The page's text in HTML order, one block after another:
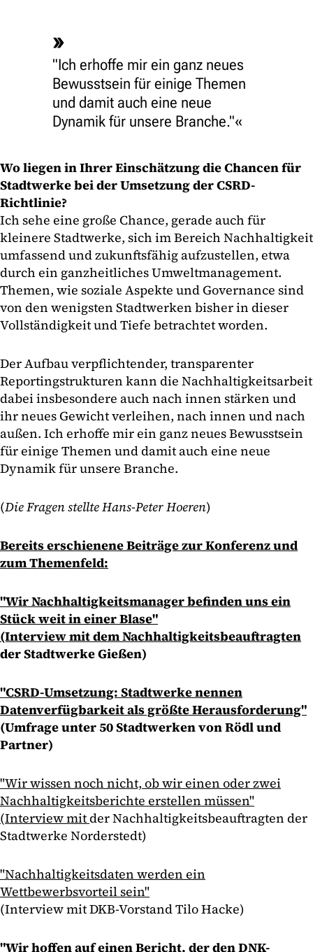
"Ich erhoffe mir ein ganz neues
Bewusstsein für einige Themen
und damit auch eine neue
Dynamik für unsere Branche."
Wo liegen in Ihrer Einschätzung die Chancen für
Stadtwerke bei der Umsetzung der CSRD-
Richtlinie?
Ich sehe eine große Chance, gerade auch für
kleinere Stadtwerke, sich im Bereich Nachhaltigkeit
umfassend und zukunftsfähig aufzustellen, etwa
durch ein ganzheitliches Umweltmanagement.
Themen, wie soziale Aspekte und Governance sind
von den wenigsten Stadtwerken bisher in dieser
Vollständigkeit und Tiefe betrachtet worden.
Der Aufbau verpflichtender, transparenter
Reportingstrukturen kann die Nachhaltigkeitsarbeit
dabei insbesondere auch nach innen stärken und
ihr neues Gewicht verleihen, nach innen und nach
außen. Ich erhoffe mir ein ganz neues Bewusstsein
für einige Themen und damit auch eine neue
Dynamik für unsere Branche.
(Die Fragen stellte Hans-Peter Hoeren)
Bereits erschienene Beiträge zur Konferenz und
zum Themenfeld:
"Wir Nachhaltigkeitsmanager befinden uns ein
Stück weit in einer Blase"
(Interview mit dem Nachhaltigkeitsbeauftragten
der Stadtwerke Gießen)
"CSRD-Umsetzung: Stadtwerke nennen
Datenverfügbarkeit als größte Herausforderung"
(Umfrage unter 50 Stadtwerken von Rödl und
Partner)
"Wir wissen noch nicht, ob wir einen oder zwei
Nachhaltigkeitsberichte erstellen müssen"
(Interview mitder Nachhaltigkeitsbeauftragten der
Stadtwerke Norderstedt)
"Nachhaltigkeitsdaten werden ein
Wettbewerbsvorteil sein"
(Interview mit DKB-Vorstand Tilo Hacke)
"Wir hoffen auf einen Bericht, der den DNK-